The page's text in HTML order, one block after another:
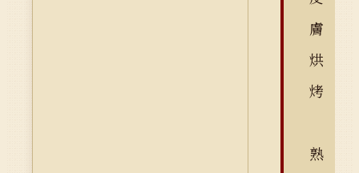
膚
烘
烤
熟